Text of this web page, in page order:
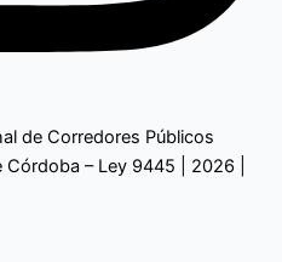
de Corredores Públicos
– Ley 9445 | 2026 |